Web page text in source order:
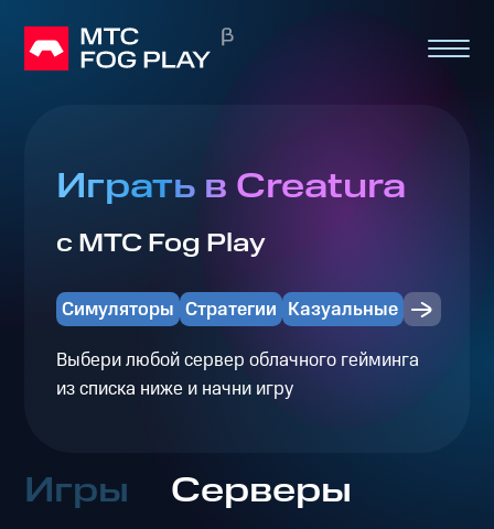
Играть в Creatura
с МТС Fog Play
Симуляторы Стратегии Казуальные
Выбери любой сервер облачного гейминга
из списка ниже и начни игру
Игры Серверы